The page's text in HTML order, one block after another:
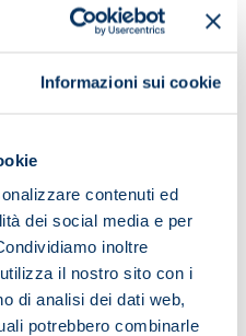
Informazioni sui cookie
contenuti ed
dei social media e per
inoltre
il nostro sito con i
di analisi dei dati web,
potrebbero combinarle
update